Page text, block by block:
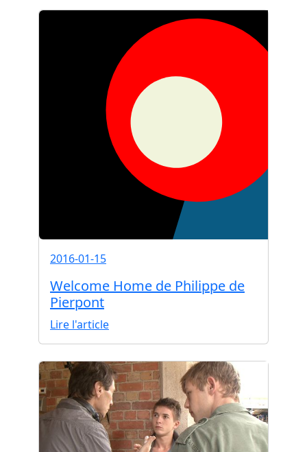
2016-01-15
Welcome Home de Philippe de
Pierpont
Lire l'article